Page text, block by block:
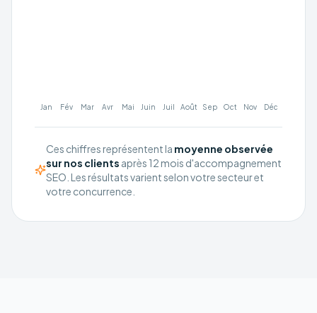
Jan Fév Mar Avr Mai Juin Juil Août Sep Oct Nov Déc
Ces chiffres représentent la moyenne observée
sur nos clients après 12 mois d'accompagnement
SEO. Les résultats varient selon votre secteur et
votre concurrence.